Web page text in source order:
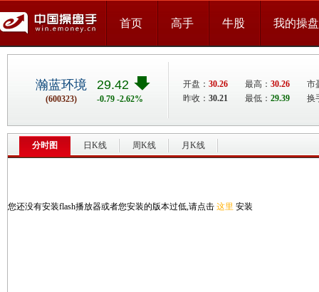
首页 高手 牛股 我的操
瀚蓝环境
(600323)
29.42
-0.79 -2.62%
开盘： 30.26 最高： 30.26
市
昨收： 30.21 最低： 29.39 换
分时图 日K线 周K线 月K线
您还没有安装flash播放器或者您安装的版本过低,请点击 这里 安装